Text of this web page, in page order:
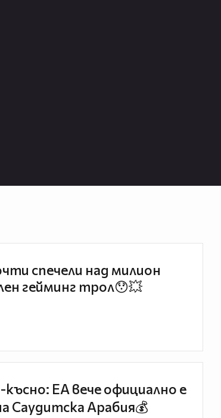
спечели над милион
гейминг трол😯💥
EA вече официално е
Саудитска Арабия💰